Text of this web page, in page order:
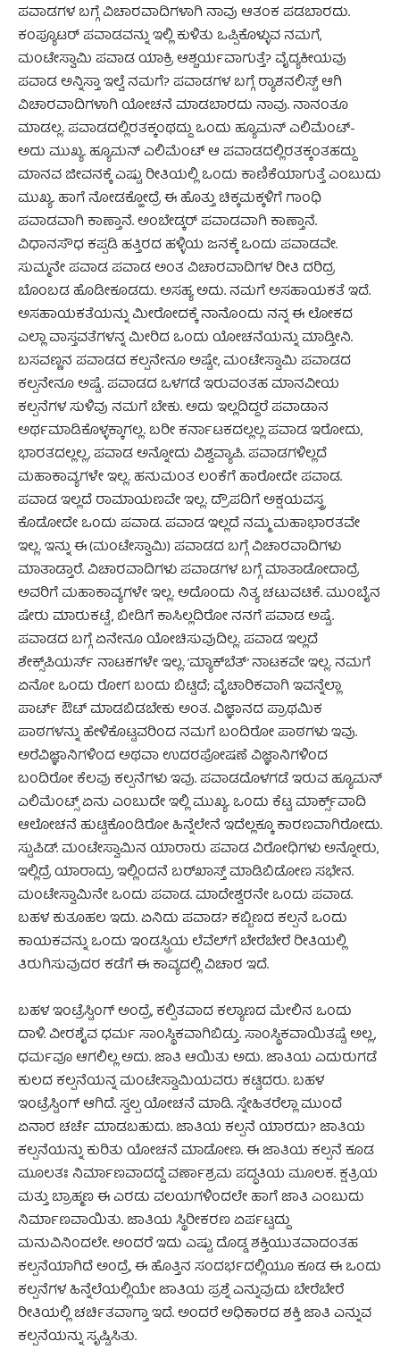
ಪವಾಡಗಳ ಬಗ್ಗೆ ವಿಚಾರವಾದಿಗಳಾಗಿ ನಾವು ಆತಂಕ ಪಡಬಾರದು.
ಕಂಪ್ಯೂಟರ್ ಪವಾಡವನ್ನು ಇಲ್ಲಿ ಕುಳಿತು ಒಪ್ಪಿಕೊಳ್ಳುವ ನಮಗೆ,
ಮಂಟೇಸ್ವಾಮಿ ಪವಾಡ ಯಾಕ್ರಿ ಆಶ್ಚರ್ಯವಾಗುತ್ತೆ? ವೈದ್ಯಕೀಯವು
ಪವಾಡ ಅನ್ನಿಸ್ತಾ ಇಲ್ವೆ ನಮಗೆ? ಪವಾಡಗಳ ಬಗ್ಗೆ ರ್‍ಯಾಶನಲಿಸ್ಟ್ ಆಗಿ
ವಿಚಾರವಾದಿಗಳಾಗಿ ಯೋಚನೆ ಮಾಡಬಾರದು ನಾವು. ನಾನಂತೂ
ಮಾಡಲ್ಲ. ಪವಾಡದಲ್ಲಿರತಕ್ಕಂಥದ್ದು ಒಂದು ಹ್ಯೂಮನ್ ಎಲಿಮೆಂಟ್-
ಅದು ಮುಖ್ಯ. ಹ್ಯೂಮನ್ ಎಲಿಮೆಂಟ್ ಆ ಪವಾಡದಲ್ಲಿರತಕ್ಕಂತಹದ್ದು
ಮಾನವ ಜೀವನಕ್ಕೆ ಎಷ್ಟು ರೀತಿಯಲ್ಲಿ ಒಂದು ಕಾಣಿಕೆಯಾಗುತ್ತೆ ಎಂಬುದು
ಮುಖ್ಯ. ಹಾಗೆ ನೋಡಕ್ಹೋದ್ರೆ ಈ ಹೊತ್ತು ಚಿಕ್ಕಮಕ್ಕಳಿಗೆ ಗಾಂಧಿ
ಪವಾಡವಾಗಿ ಕಾಣ್ತಾನೆ. ಅಂಬೇಡ್ಕರ್ ಪವಾಡವಾಗಿ ಕಾಣ್ತಾನೆ.
ವಿಧಾನಸೌಧ ಕಪ್ಪಡಿ ಹತ್ತಿರದ ಹಳ್ಳಿಯ ಜನಕ್ಕೆ ಒಂದು ಪವಾಡವೇ.
ಸುಮ್ಮನೇ ಪವಾಡ ಪವಾಡ ಅಂತ ವಿಚಾರವಾದಿಗಳ ರೀತಿ ದರಿದ್ರ
ಬೊಂಬಡ ಹೊಡೀಕೂಡದು. ಅಸಹ್ಯ ಅದು. ನಮಗೆ ಅಸಹಾಯಕತೆ ಇದೆ.
ಅಸಹಾಯಕತೆಯನ್ನು ಮೀರೋದಕ್ಕೆ ನಾನೊಂದು ನನ್ನ ಈ ಲೋಕದ
ಎಲ್ಲಾ ವಾಸ್ತವತೆಗಳನ್ನ ಮೀರಿದ ಒಂದು ಯೋಚನೆಯನ್ನು ಮಾಡ್ತೀನಿ.
ಬಸವಣ್ಣನ ಪವಾಡದ ಕಲ್ಪನೇನೂ ಅಷ್ಟೇ, ಮಂಟೇಸ್ವಾಮಿ ಪವಾಡದ
ಕಲ್ಪನೇನೂ ಅಷ್ಟೆ. ಪವಾಡದ ಒಳಗಡೆ ಇರುವಂತಹ ಮಾನವೀಯ
ಕಲ್ಪನೆಗಳ ಸುಳಿವು ನಮಗೆ ಬೇಕು. ಅದು ಇಲ್ಲದಿದ್ದರೆ ಪವಾಡಾನ
ಅರ್ಥಮಾಡಿಕೊಳ್ಳಕ್ಕಾಗಲ್ಲ. ಬರೀ ಕರ್ನಾಟಕದಲ್ಲಲ್ಲ ಪವಾಡ ಇರೋದು,
ಭಾರತದಲ್ಲಲ್ಲ, ಪವಾಡ ಅನ್ನೋದು ವಿಶ್ವವ್ಯಾಪಿ. ಪವಾಡಗಳಿಲ್ಲದೆ
ಮಹಾಕಾವ್ಯಗಳೇ ಇಲ್ಲ. ಹನುಮಂತ ಲಂಕೆಗೆ ಹಾರೋದೇ ಪವಾಡ.
ಪವಾಡ ಇಲ್ಲದೆ ರಾಮಾಯಣವೇ ಇಲ್ಲ. ದ್ರೌಪದಿಗೆ ಅಕ್ಷಯವಸ್ತ್ರ
ಕೊಡೋದೇ ಒಂದು ಪವಾಡ. ಪವಾಡ ಇಲ್ಲದೆ ನಮ್ಮ ಮಹಾಭಾರತವೇ
ಇಲ್ಲ. ಇನ್ನು ಈ (ಮಂಟೇಸ್ವಾಮಿ) ಪವಾಡದ ಬಗ್ಗೆ ವಿಚಾರವಾದಿಗಳು
ಮಾತಾಡ್ತಾರೆ. ವಿಚಾರವಾದಿಗಳು ಪವಾಡಗಳ ಬಗ್ಗೆ ಮಾತಾಡೋದಾದ್ರೆ
ಅವರಿಗೆ ಮಹಾಕಾವ್ಯಗಳೇ ಇಲ್ಲ. ಅದೊಂದು ನಿತ್ಯ ಚಟುವಟಿಕೆ. ಮುಂಬೈನ
ಷೇರು ಮಾರುಕಟ್ಟೆ, ಬೀಡಿಗೆ ಕಾಸಿಲ್ಲದಿರೋ ನನಗೆ ಪವಾಡ ಅಷ್ಟೆ.
ಪವಾಡದ ಬಗ್ಗೆ ಏನೇನೂ ಯೋಚಿಸುವುದಿಲ್ಲ. ಪವಾಡ ಇಲ್ಲದೆ
ಶೇಕ್ಸ್‌ಪಿಯರ್ಸ್ ನಾಟಕಗಳೇ ಇಲ್ಲ. ’ಮ್ಯಾಕ್‌ಬೆತ್’ ನಾಟಕವೇ ಇಲ್ಲ. ನಮಗೆ
ಏನೋ ಒಂದು ರೋಗ ಬಂದು ಬಿಟ್ಟಿದೆ; ವೈಚಾರಿಕವಾಗಿ ಇವನ್ನೆಲ್ಲಾ
ಪಾರ್ಟ್ ಔಟ್ ಮಾಡಬಿಡಬೇಕು ಅಂತ. ವಿಜ್ಞಾನದ ಪ್ರಾಥಮಿಕ
ಪಾಠಗಳನ್ನು ಹೇಳಿಕೊಟ್ಟವರಿಂದ ನಮಗೆ ಬಂದಿರೋ ಪಾಠಗಳು ಇವು.
ಅರೆವಿಜ್ಞಾನಿಗಳಿಂದ ಅಥವಾ ಉದರಪೋಷಣೆ ವಿಜ್ಞಾನಿಗಳಿಂದ
ಬಂದಿರೋ ಕೆಲವು ಕಲ್ಪನೆಗಳು ಇವು. ಪವಾಡದೊಳಗಡೆ ಇರುವ ಹ್ಯೂಮನ್
ಎಲಿಮೆಂಟ್ಸ್ ಏನು ಎಂಬುದೇ ಇಲ್ಲಿ ಮುಖ್ಯ. ಒಂದು ಕೆಟ್ಟ ಮಾರ್ಕ್ಸ್‌ವಾದಿ
ಆಲೋಚನೆ ಹುಟ್ಟಿಕೊಂಡಿರೋ ಹಿನ್ನೆಲೇನೆ ಇದೆಲ್ಲಕ್ಕೂ ಕಾರಣವಾಗಿರೋದು.
ಸ್ಟುಪಿಡ್. ಮಂಟೇಸ್ವಾಮಿನ ಯಾರಾರು ಪವಾಡ ವಿರೋಧಿಗಳು ಅನ್ನೋರು,
ಇಲ್ಲಿದ್ರೆ ಯಾರಾದ್ರು ಇಲ್ಲಿಂದನೆ ಬರ್‌ಖಾಸ್ತ್ ಮಾಡಿಬಿಡೋಣ ಸಭೇನ.
ಮಂಟೇಸ್ವಾಮಿನೇ ಒಂದು ಪವಾಡ. ಮಾದೇಶ್ವರನೇ ಒಂದು ಪವಾಡ.
ಬಹಳ ಕುತೂಹಲ ಇದು. ಏನಿದು ಪವಾಡ? ಕಬ್ಬಿಣದ ಕಲ್ಪನೆ ಒಂದು
ಕಾಯಕವನ್ನು ಒಂದು ಇಂಡಸ್ಟ್ರಿಯ ಲೆವೆಲ್‌ಗೆ ಬೇರೆಬೇರೆ ರೀತಿಯಲ್ಲಿ
ತಿರುಗಿಸುವುದರ ಕಡೆಗೆ ಈ ಕಾವ್ಯದಲ್ಲಿ ವಿಚಾರ ಇದೆ.
ಬಹಳ ಇಂಟ್ರೆಸ್ಟಿಂಗ್ ಅಂದ್ರೆ, ಕಲ್ಪಿತವಾದ ಕಲ್ಯಾಣದ ಮೇಲಿನ ಒಂದು
ದಾಳಿ. ವೀರಶೈವ ಧರ್ಮ ಸಾಂಸ್ಥಿಕವಾಗಿಬಿಡ್ತು. ಸಾಂಸ್ಥಿಕವಾಯಿತಷ್ಟೆ ಅಲ್ಲ,
ಧರ್ಮವೂ ಆಗಲಿಲ್ಲ ಅದು. ಜಾತಿ ಆಯಿತು ಅದು. ಜಾತಿಯ ಎದುರುಗಡೆ
ಕುಲದ ಕಲ್ಪನೆಯನ್ನ ಮಂಟೇಸ್ವಾಮಿಯವರು ಕಟ್ಟಿದರು. ಬಹಳ
ಇಂಟ್ರೆಸ್ಟಿಂಗ್ ಆಗಿದೆ. ಸ್ವಲ್ಪ ಯೋಚನೆ ಮಾಡಿ. ಸ್ನೇಹಿತರೆಲ್ಲಾ ಮುಂದೆ
ಏನಾರ ಚರ್ಚೆ ಮಾಡಬಹುದು. ಜಾತಿಯ ಕಲ್ಪನೆ ಯಾರದು? ಜಾತಿಯ
ಕಲ್ಪನೆಯನ್ನು ಕುರಿತು ಯೋಚನೆ ಮಾಡೋಣ. ಈ ಜಾತಿಯ ಕಲ್ಪನೆ ಕೂಡ
ಮೂಲತಃ ನಿರ್ಮಾಣವಾದದ್ದೆ ವರ್ಣಾಶ್ರಮ ಪದ್ಧತಿಯ ಮೂಲಕ. ಕ್ಷತ್ರಿಯ
ಮತ್ತು ಬ್ರಾಹ್ಮಣ ಈ ಎರಡು ವಲಯಗಳಿಂದಲೇ ಹಾಗೆ ಜಾತಿ ಎಂಬುದು
ನಿರ್ಮಾಣವಾಯಿತು. ಜಾತಿಯ ಸ್ಥಿರೀಕರಣ ಏರ್ಪಟ್ಟದ್ದು
ಮನುವಿನಿಂದಲೇ. ಅಂದರೆ ಇದು ಎಷ್ಟು ದೊಡ್ಡ ಶಕ್ತಿಯುತವಾದಂತಹ
ಕಲ್ಪನೆಯಾಗಿದೆ ಅಂದ್ರೆ, ಈ ಹೊತ್ತಿನ ಸಂದರ್ಭದಲ್ಲಿಯೂ ಕೂಡ ಈ ಒಂದು
ಕಲ್ಪನೆಗಳ ಹಿನ್ನೆಲೆಯಲ್ಲಿಯೇ ಜಾತಿಯ ಪ್ರಶ್ನೆ ಎನ್ನುವುದು ಬೇರೆಬೇರೆ
ರೀತಿಯಲ್ಲಿ ಚರ್ಚಿತವಾಗ್ತಾ ಇದೆ. ಅಂದರೆ ಅಧಿಕಾರದ ಶಕ್ತಿ ಜಾತಿ ಎನ್ನುವ
ಕಲ್ಪನೆಯನ್ನು ಸೃಷ್ಟಿಸಿತು.